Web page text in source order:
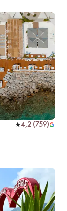
4,2 (759)